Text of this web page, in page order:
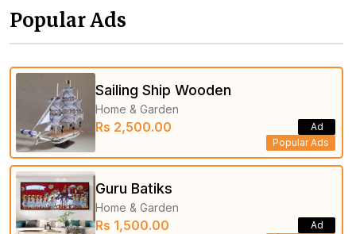
Popular Ads
Sailing Ship Wooden
Home & Garden
Rs 2,500.00
Popular Ads
Ad
Guru Batiks
Home & Garden
Rs 1,500.00 Ad